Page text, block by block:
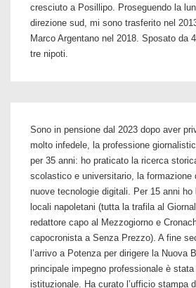
cresciuto a Posillipo. Proseguendo la
direzione sud, mi sono trasferito nel
Marco Argentano nel 2018. Sposato da
tre nipoti.
Sono in pensione dal 2023 dopo aver
molto infedele, la professione
per 35 anni: ho praticato la ricerca
scolastico e universitario, la formazione
nuove tecnologie digitali. Per 15 anni ho
locali napoletani (tutta la trafila al
redattore capo al Mezzogiorno e
capocronista a Senza Prezzo). A fine
l’arrivo a Potenza per dirigere la Nuova
principale impegno professionale è
istituzionale. Ha curato l’ufficio stampa